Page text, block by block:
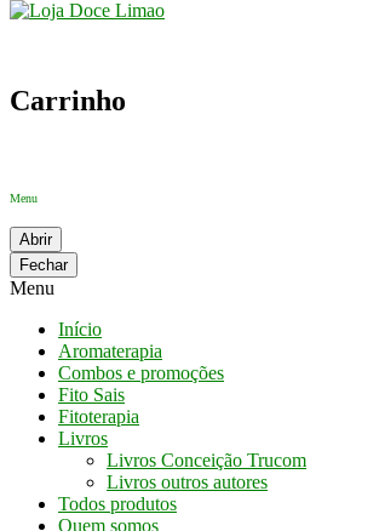
Carrinho
Menu
Abrir
Fechar
Menu
Início
Aromaterapia
Combos e promoções
Fito Sais
Fitoterapia
Livros
Livros Conceição Trucom
Livros outros autores
Todos produtos
Quem somos